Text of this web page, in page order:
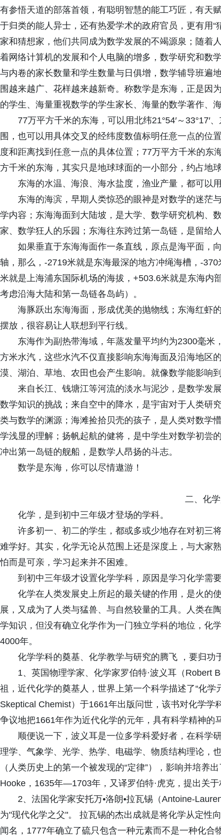
有参悟天道的部落首领，有聪明智慧的能工巧匠，有天
于归类的能人异士，还有热爱学术的政府官员，更有用
家和猜想家，他们共同成为数学发展的不竭源泉；随着
着网络计算机的发展和个人电脑的增多，数学研究和数
与内卷的家长数量和学生数量与日俱增，数学辅导班遍
围越来越广、花样越来越新奇。称数学是东海，正是因
的学生、海量重视数学的学生家长、海量的数学著作、
77万平方千米的东海，可以用北纬21°54′～33°17′
围，也可以用具体交叉的经纬度数值标明任意一点的位
度和距离找到任意一点的具体位置；77万平方千米的东
方千米的东海，其实只是地球球面的一小部分，约占地
东海的水温、海浪、海水盐度，渔业产量，都可以
东海的海滨，早期人类惊恐的眼神是对数学的迷茫
学内容；东海海面到大陆坡，是大学、数学研究机构、
家、数学狂人的乐园；东海往东跨过第一岛链，是留给
如果垂直于东海海面作一条直线，原点是海平面，
轴，那么，-2719米就是东海最深的地方冲绳海槽，-
米就是上海浦东国际机场的海拔，+503.6米就是东海
考虑沿海大陆和第一岛链各岛屿）。
海豚跃出东海海面，形成优美的抛物线；东海红虾
摆放，很容易让人联想到平行线。
东海作为副热带海域，年蒸发量平均约为2300毫
方米水汽，这些水汽不仅直接影响东海海面及沿海地区
漠、湖泊、草地、农田也会产生影响。就像数学能影响
来自长江、钱塘江等河流的淡水与泥沙，是数学发
数学知识的挑战；来自空中的降水，是宇宙对于人类研
类与数学的渊源；海滩捡拾贝壳的孩子，是人类对数学
学浅显的理解；扬帆起航的健将，是中学生对数学初尝
冲出第一岛链的舰船，是数学人昂扬的斗志。
数学是东海，你可以尽情遨游！
二、化
化学，是到初中三年级才登场的学科。
许多初一、初二的学生，都或多或少地存在对初三
难学好。其实，化学无论从范围上还是深度上，与大家
怕而是可亲，学习起来并不困难。
到初中三年级才设置化学学科，原因是学习化学需
化学在人类发展史上所起的最关键的作用，是火的
展，又成为了人类与猛兽、与自然较量的工具。人类在
学知识，但没有确立化学作为一门独立学科的地位，化
4000年。
化学学科的奠基、化学教学与研究的腾飞 ，要归功
1、英国物理学家、化学家罗伯特·波义耳（
祖，近代化学的奠基人，世界上第一个科学描述了“化
Skeptical Chemist）于1661年出版问世，该书对化学
争议地把1661年作为近代化学的元年，具有科学精神的
顺便说一下，波义耳是一位多学科爱好者，在科学
理学、气象学、光学、热学、电磁学、物质结构理论，
（人类历史上的第一个被发现的“定律”），影响并培养
Hooke，1635年—1703年，又译罗伯特·虎克，提出关
2、法国化学家安托万•洛朗•拉瓦锡（Antoine-
为"现代化学之父"。 拉瓦锡的杰出成就是将化学从定性
闻名，1777年确立了硫只包含一种元素而不是一种化